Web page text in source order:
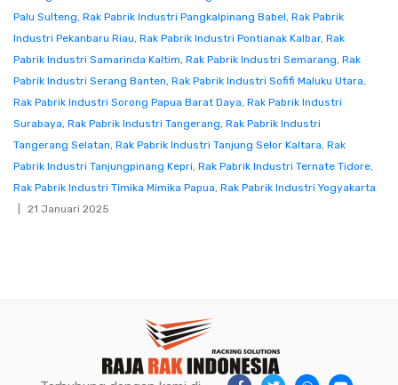
Palu Sulteng, Rak Pabrik Industri Pangkalpinang Babel, Rak Pabrik
Industri Pekanbaru Riau, Rak Pabrik Industri Pontianak Kalbar, Rak
Pabrik Industri Samarinda Kaltim, Rak Pabrik Industri Semarang, Rak
Pabrik Industri Serang Banten, Rak Pabrik Industri Sofifi Maluku Utara,
Rak Pabrik Industri Sorong Papua Barat Daya, Rak Pabrik Industri
Surabaya, Rak Pabrik Industri Tangerang, Rak Pabrik Industri
Tangerang Selatan, Rak Pabrik Industri Tanjung Selor Kaltara, Rak
Pabrik Industri Tanjungpinang Kepri, Rak Pabrik Industri Ternate Tidore,
Rak Pabrik Industri Timika Mimika Papua, Rak Pabrik Industri Yogyakarta
21 Januari 2025